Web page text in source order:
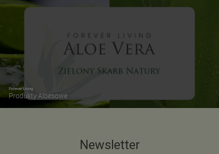
Forever Living
Produkty Aloesowe
Newsletter